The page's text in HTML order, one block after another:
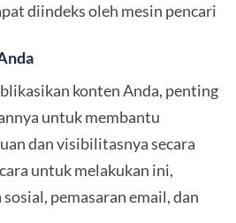
diindeks oleh mesin pencari
konten Anda, penting
untuk membantu
dan visibilitasnya secara
untuk melakukan ini,
pemasaran email, dan